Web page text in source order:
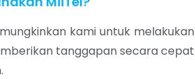
kami untuk melakukan
tanggapan secara cepat